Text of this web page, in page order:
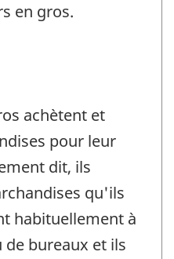
en gros.
achètent et
pour leur
dit, ils
qu'ils
habituellement à
bureaux et ils